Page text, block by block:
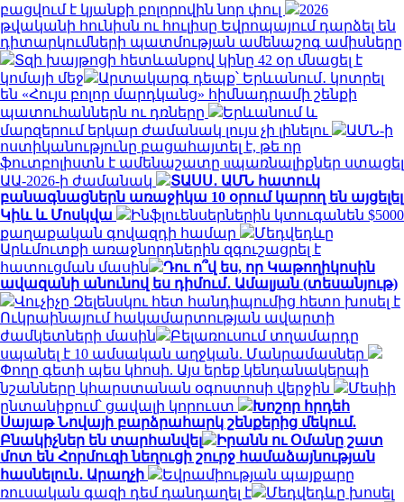
բացվում է կյանքի բոլորովին նոր փուլ
2026
թվականի հունիսն ու հուլիսը Եվրոպայում դարձել են
դիտարկումների պատմության ամենաշոգ ամիսները
Տզի խայթոցի հետևանքով կինը 42 օր մնացել է
կոմայի մեջ
Արտակարգ դեպք՝ Երևանում․ կոտրել
են «Հույս բոլոր մարդկանց» հիմնադրամի շենքի
պատուհաններն ու դռները
Երևանում և
մարզերում երկար ժամանակ լույս չի լինելու
ԱՄՆ-ի
ոստիկանությունը բացահայտել է, թե որ
ֆուտբոլիստն է ամենաշատը uպառնալիքներ ստացել
ԱԱ-2026-ի ժամանակ
ՏԱՍՍ․ ԱՄՆ հատուկ
բանագնացներն առաջիկա 10 օրում կարող են այցելել
Կիև և Մոսկվա
Ինֆլուենսերներին կտուգանեն $5000
քաղաքական գովազդի համար
Մեդվեդևը
Արևմուտքի առաջնորդներին զգուշացրել է
հատուցման մասին
Դու ո՞վ ես, որ Կաթողիկոսին
ավազանի անունով ես դիմում․ Ամալյան (տեսանյութ)
Վուչիչը Զելենսկու հետ հանդիպումից հետո խոսել է
Ուկրաինայում հակամարտության ավարտի
ժամկետների մասին
Բելառուսում տղամարդը
սպանել է 10 ամսական աղջկան. Մանրամասներ
Փողը գետի պես կհոսի. Այս երեք կենդանակերպի
նշանները կհարստանան օգոստոսի վերջին
Մեսիի
ընտանիքում՝ ցավալի կորուստ
Խոշոր հրդեհ
Սայաթ Նովայի բարձրահարկ շենքերից մեկում.
Բնակիչներ են տարհանվել
Իրանն ու Օմանը շատ
մոտ են Հորմուզի նեղուցի շուրջ համաձայնության
հասնելուն․ Արաղչի
Եվրամիության պայքարը
ռուսական գազի դեմ դանդաղել է
Մեդվեդևը խոսել